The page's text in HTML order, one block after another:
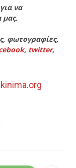
να
μας.
φωτογραφίες,
, twitter,